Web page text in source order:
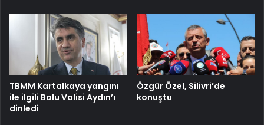
TBMM Kartalkaya yangını
ile ilgili Bolu Valisi Aydın’ı
dinledi
Özgür Özel, Silivri’de
konuştu